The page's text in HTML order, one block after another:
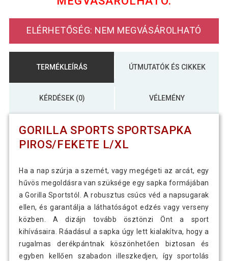
ELÉRHETŐSÉG: NEM MEGVÁSÁROLHATÓ
TERMÉKLEÍRÁS ÚTMUTATÓK ÉS CIKKEK
KÉRDÉSEK (0) VÉLEMÉNY
GORILLA SPORTS SPORTSAPKA
PIROS/FEKETE L/XL
Ha a nap szúrja a szemét, vagy megégeti az arcát, egy
hűvös megoldásra van szüksége egy sapka formájában
a Gorilla Sportstól. A robusztus csúcs véd a napsugarak
ellen, és garantálja a láthatóságot edzés vagy verseny
közben. A dizájn tovább ösztönzi Önt a sport
kihívásaira. Ráadásul a sapka úgy lett kialakítva, hogy a
rugalmas derékpántnak köszönhetően biztosan és
egyben kellően szabadon illeszkedjen, így sportolás